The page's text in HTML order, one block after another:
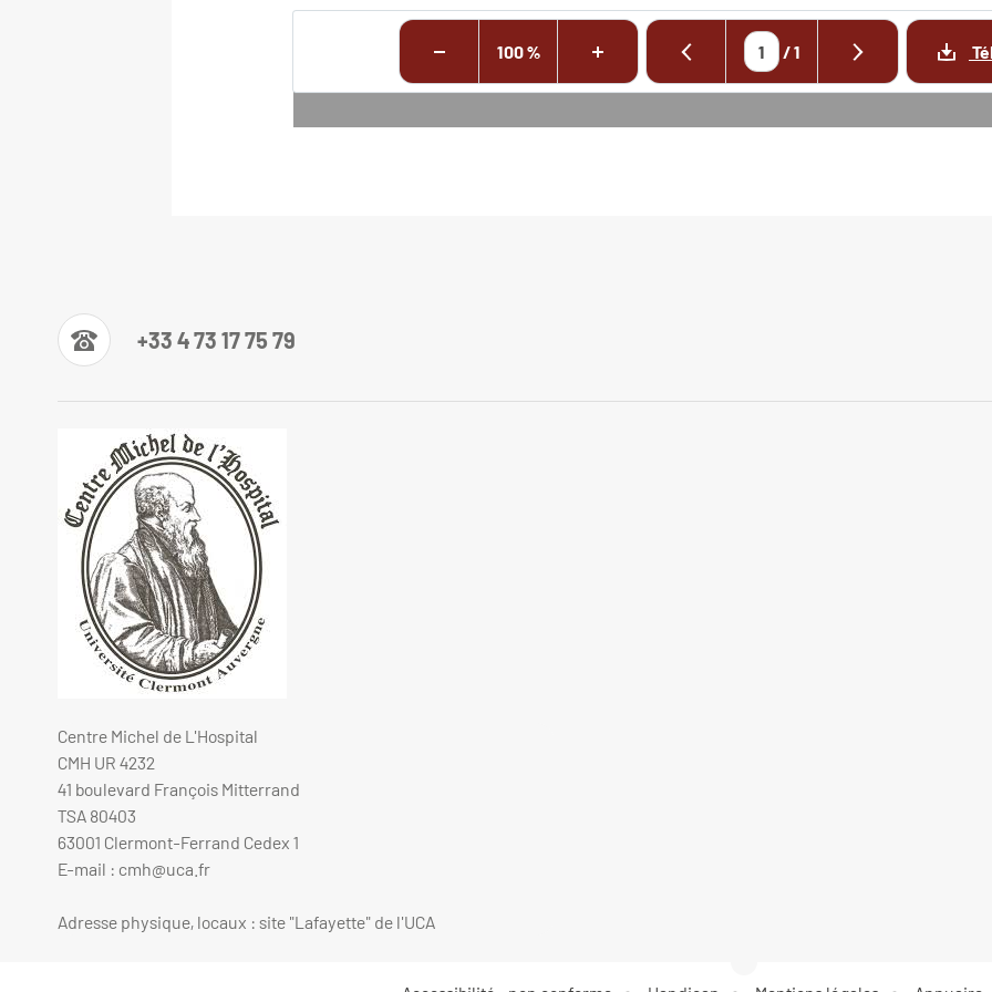
100 % /1
+33 4 73 17 75 79
Centre Michel de L'Hospital
CMH UR 4232
41 boulevard François Mitterrand
TSA 80403
63001 Clermont-Ferrand Cedex 1
E-mail : cmh@uca.fr
Adresse physique, locaux : site "Lafayette" de l'UCA